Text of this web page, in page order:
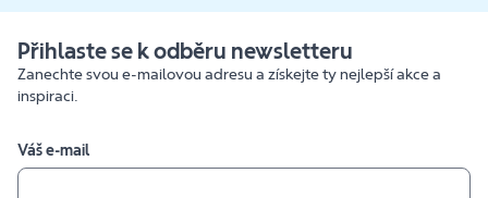
Přihlaste se k odběru newsletteru
Zanechte svou e-mailovou adresu a získejte ty nejlepší akce a
inspiraci.
Váš e-mail